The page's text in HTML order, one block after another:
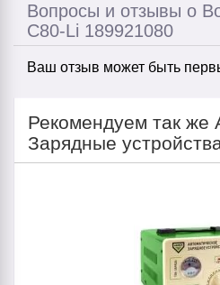
Вопросы и отзывы о
C80-Li 189921080
Ваш отзыв может быть
Рекомендуем так же
Зарядные